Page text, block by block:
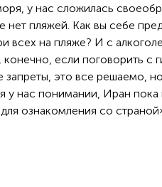
у нас сложилась
нет пляжей. Как вы себе
всех на пляже? И с
конечно, если поговорить с
это все решаемо, но
у нас понимании, Иран пока
ознакомления со